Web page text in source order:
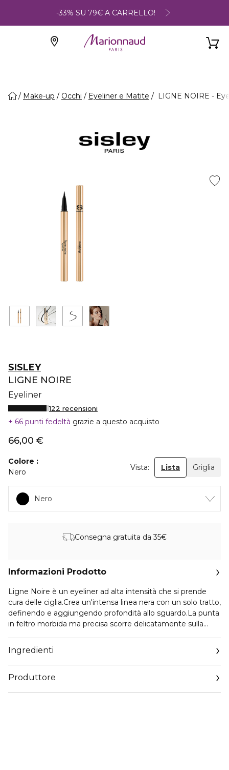
-33% SU 79€ A CARRELLO!
Make-up Occhi Eyeliner e Matite LIGNE NOIRE -
SISLEY
LIGNE NOIRE
Eyeliner
122 recensioni
66 punti fedeltà grazie a questo acquisto
66,00 €
Colore
Nero
Vista: Lista Griglia
Nero
Consegna gratuita da 35€
Informazioni Prodotto
Ligne Noire è un eyeliner ad alta intensità che si prende
cura delle ciglia.Crea un'intensa linea nera con un solo tratto,
definendo e aggiungendo profondità allo sguardo.La punta
in feltro morbida ma precisa scorre delicatamente sulla
volta asciutto, questo eyeliner a lunghissima tenuta diventa
waterproof.Dopo 4 settimane di applicazione, la qualità
delle ciglia appare migliorata grazie al Peptide
Vitaminizzato contenuto nella formula. Anche dopo aver
Ingredienti
Produttore